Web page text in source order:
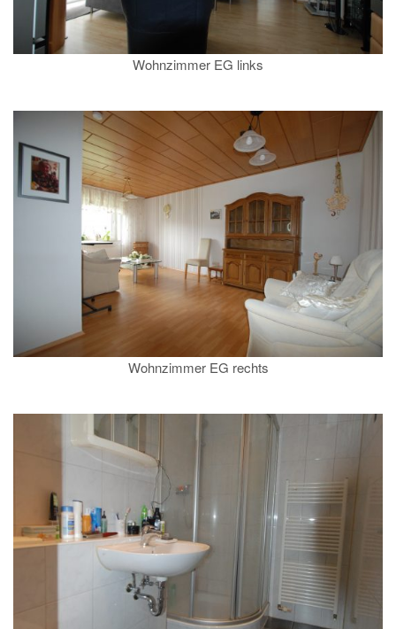
Wohnzimmer EG links
Wohnzimmer EG rechts